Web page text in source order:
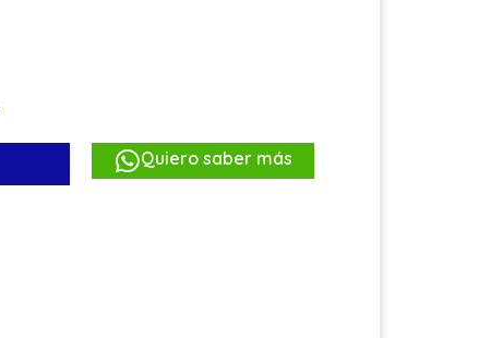
Quiero saber más